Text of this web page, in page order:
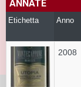
ANNATE
Etichetta Anno
2008